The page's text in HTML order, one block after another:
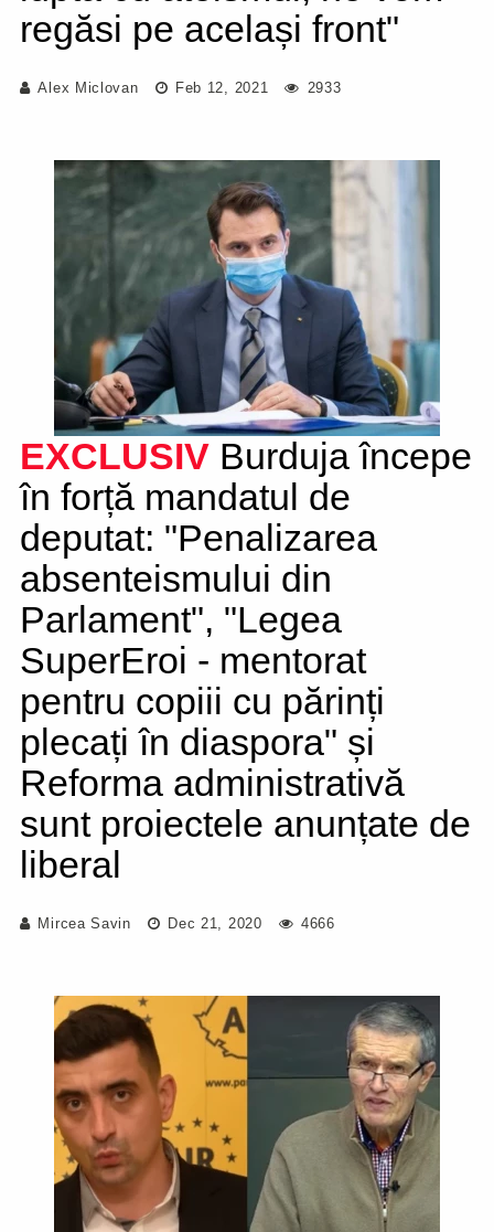
regăsi pe același front"
Alex Miclovan Feb 12, 2021 2933
EXCLUSIV Burduja începe
în forță mandatul de
deputat: "Penalizarea
absenteismului din
Parlament", "Legea
SuperEroi - mentorat
pentru copiii cu părinți
plecați în diaspora" și
Reforma administrativă
sunt proiectele anunțate de
liberal
Mircea Savin Dec 21, 2020 4666